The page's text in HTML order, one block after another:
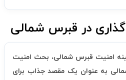
در قبرس شمالی
امنیت قبرس شمالی، بحث امنیت
به عنوان یک مقصد جذاب برای